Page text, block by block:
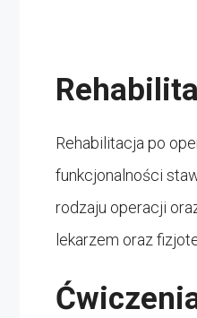
Rehabilitacja po
funkcjonalności
rodzaju operacji
lekarzem oraz